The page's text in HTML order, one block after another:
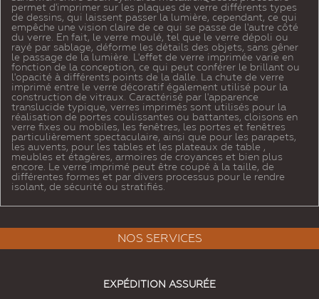
permet d'imprimer sur les plaques de verre différents types
de dessins, qui laissent passer la lumière, cependant, ce qui
empêche une vision claire de ce qui se passe de l'autre côté
du verre. En fait, le verre moulé, tel que le verre dépoli ou
rayé par sablage, déforme les détails des objets, sans gêner
le passage de la lumière. L'effet de verre imprimée varie en
fonction de la conception, ce qui peut conférer le brillant ou
l'opacité à différents points de la dalle. La chute de verre
imprimé entre le verre décoratif également utilisé pour la
construction de vitraux. Caractérisé par l'apparence
translucide typique, verres imprimés sont utilisés pour la
réalisation de portes coulissantes ou battantes, cloisons en
verre fixes ou mobiles, les fenêtres, les portes et fenêtres
particulièrement spectaculaire, ainsi que pour les parapets,
les auvents, pour les tables et les plateaux de table ,
meubles et étagères, armoires de croyances et bien plus
encore. Le verre imprimé peut être coupé à la taille, de
différentes formes et par divers processus pour le rendre
isolant, de sécurité ou stratifiés.
NOS SERVICES
EXPÉDITION ASSURÉE